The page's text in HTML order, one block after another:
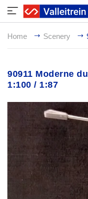
Home Scenery
90911 Moderne
1:100 / 1:87